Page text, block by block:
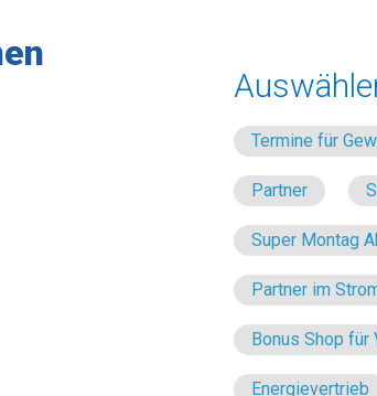
Termine für
Partner
Super Montag
Partner im
Bonus Shop
Energievertrieb